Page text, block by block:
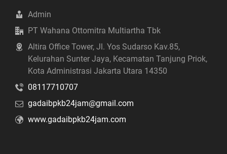
Admin
PT Wahana Ottomitra Multiartha Tbk
Altira Office Tower, Jl. Yos Sudarso Kav.85,
Kelurahan Sunter Jaya, Kecamatan Tanjung Priok,
Kota Administrasi Jakarta Utara 14350
08117710707
gadaibpkb24jam@gmail.com
www.gadaibpkb24jam.com